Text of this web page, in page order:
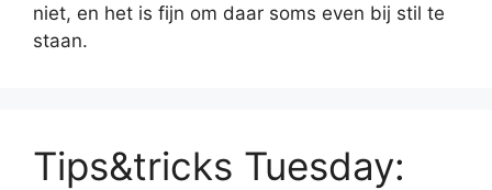
niet, en het is fijn om daar soms even bij stil te
staan.
Tips&tricks Tuesday: